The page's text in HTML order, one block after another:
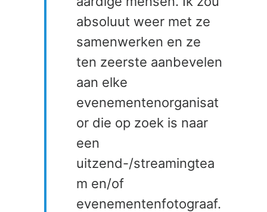
absoluut weer met ze
samenwerken en ze
ten zeerste aanbevelen
aan elke
evenementenorganisat
or die op zoek is naar
een
uitzend-/streamingtea
m en/of
evenementenfotograaf.